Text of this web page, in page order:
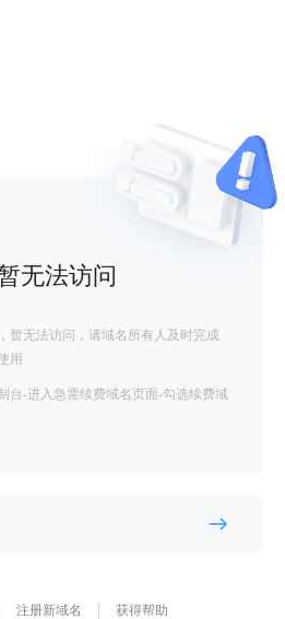
无法访问
暂无法访问，请域名所有人及时完成
用
台-进入急需续费域名页面-勾选续费域
注册新域名 获得帮助